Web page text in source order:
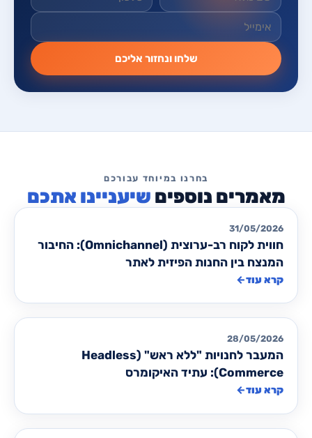
שלחו ונחזור אליכם
שיעניינו אתכם
מאמרים לבניית/ שדרוג אתרים
31/05/2026
חווית לקוח רב-ערוצית (Omnichannel): החיבור
המנצח בין החנות הפיזית לאתר
קרא עוד←
מאמרים לבניית/ שדרוג אתרים
28/05/2026
המעבר לחנויות "ללא ראש" (Headless
Commerce): עתיד האיקומרס
קרא עוד←